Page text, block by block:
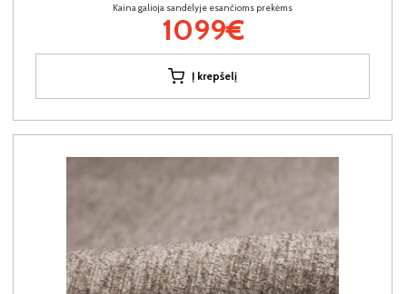
Kaina galioja sandėlyje esančioms prekėms
1099€
Į krepšelį